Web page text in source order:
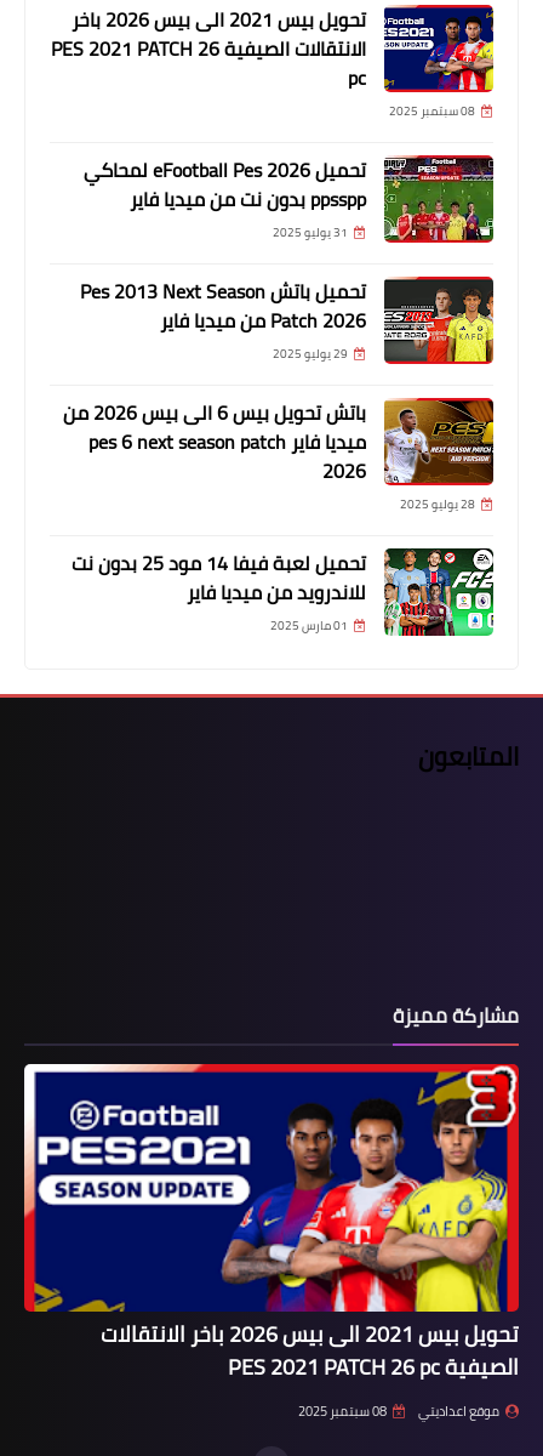
تحويل بيس 2021 الى بيس 2026 باخر
الانتقالات الصيفية PES 2021 PATCH 26
pc
08 سبتمبر 2025
تحميل eFootball Pes 2026 لمحاكي
ppsspp بدون نت من ميديا فاير
31 يوليو 2025
تحميل باتش Pes 2013 Next Season
Patch 2026 من ميديا فاير
29 يوليو 2025
باتش تحويل بيس 6 الى بيس 2026 من
ميديا فاير pes 6 next season patch
2026
28 يوليو 2025
تحميل لعبة فيفا 14 مود 25 بدون نت
للاندرويد من ميديا فاير
01 مارس 2025
المتابعون
مشاركة مميزة
تحويل بيس 2021 الى بيس 2026 باخر الانتقالات
الصيفية PES 2021 PATCH 26 pc
موقع اعداديتي 08 سبتمبر 2025